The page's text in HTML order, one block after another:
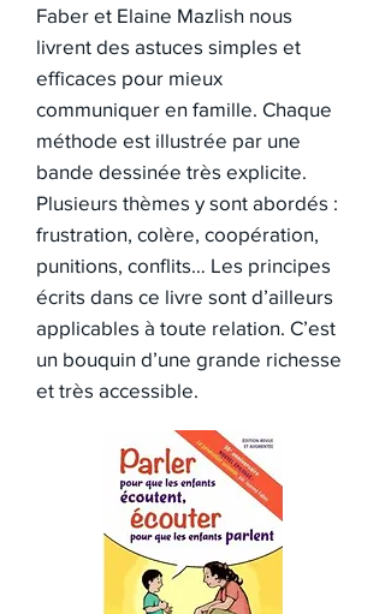
Faber et Elaine Mazlish nous
livrent des astuces simples et
efficaces pour mieux
communiquer en famille. Chaque
méthode est illustrée par une
bande dessinée très explicite.
Plusieurs thèmes y sont abordés :
frustration, colère, coopération,
punitions, conflits… Les principes
écrits dans ce livre sont d’ailleurs
applicables à toute relation. C’est
un bouquin d’une grande richesse
et très accessible.